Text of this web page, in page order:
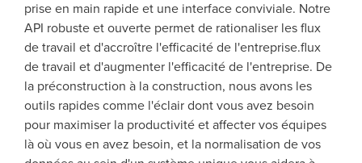
prise en main rapide et une interface conviviale. Notre
API robuste et ouverte permet de rationaliser les flux
de travail et d'accroître l'efficacité de l'entreprise.flux
de travail et d'augmenter l'efficacité de l'entreprise. De
la préconstruction à la construction, nous avons les
outils rapides comme l'éclair dont vous avez besoin
pour maximiser la productivité et affecter vos équipes
là où vous en avez besoin, et la normalisation de vos